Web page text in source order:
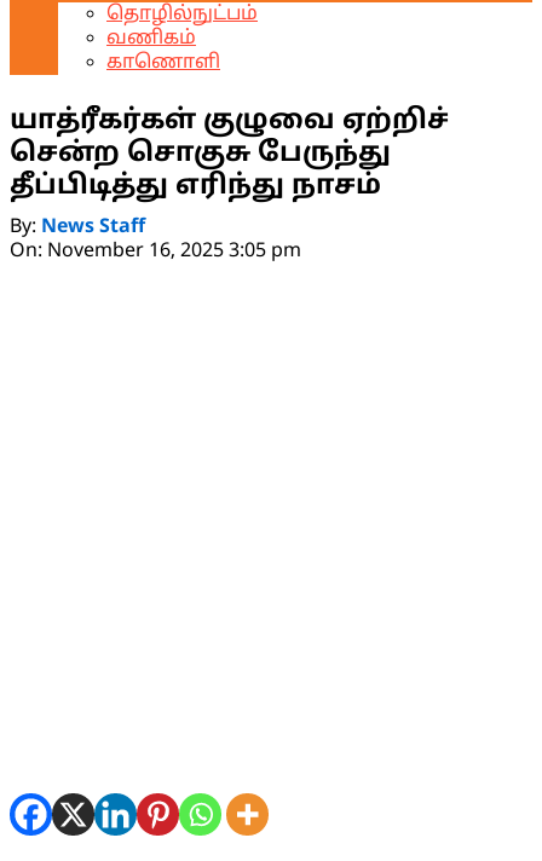
தொழில்நுட்பம்
வணிகம்
காணொளி
யாத்ரீகர்கள் குழுவை ஏற்றிச்
சென்ற சொகுசு பேருந்து
தீப்பிடித்து எரிந்து நாசம்
By: News Staff
On: November 16, 2025 3:05 pm